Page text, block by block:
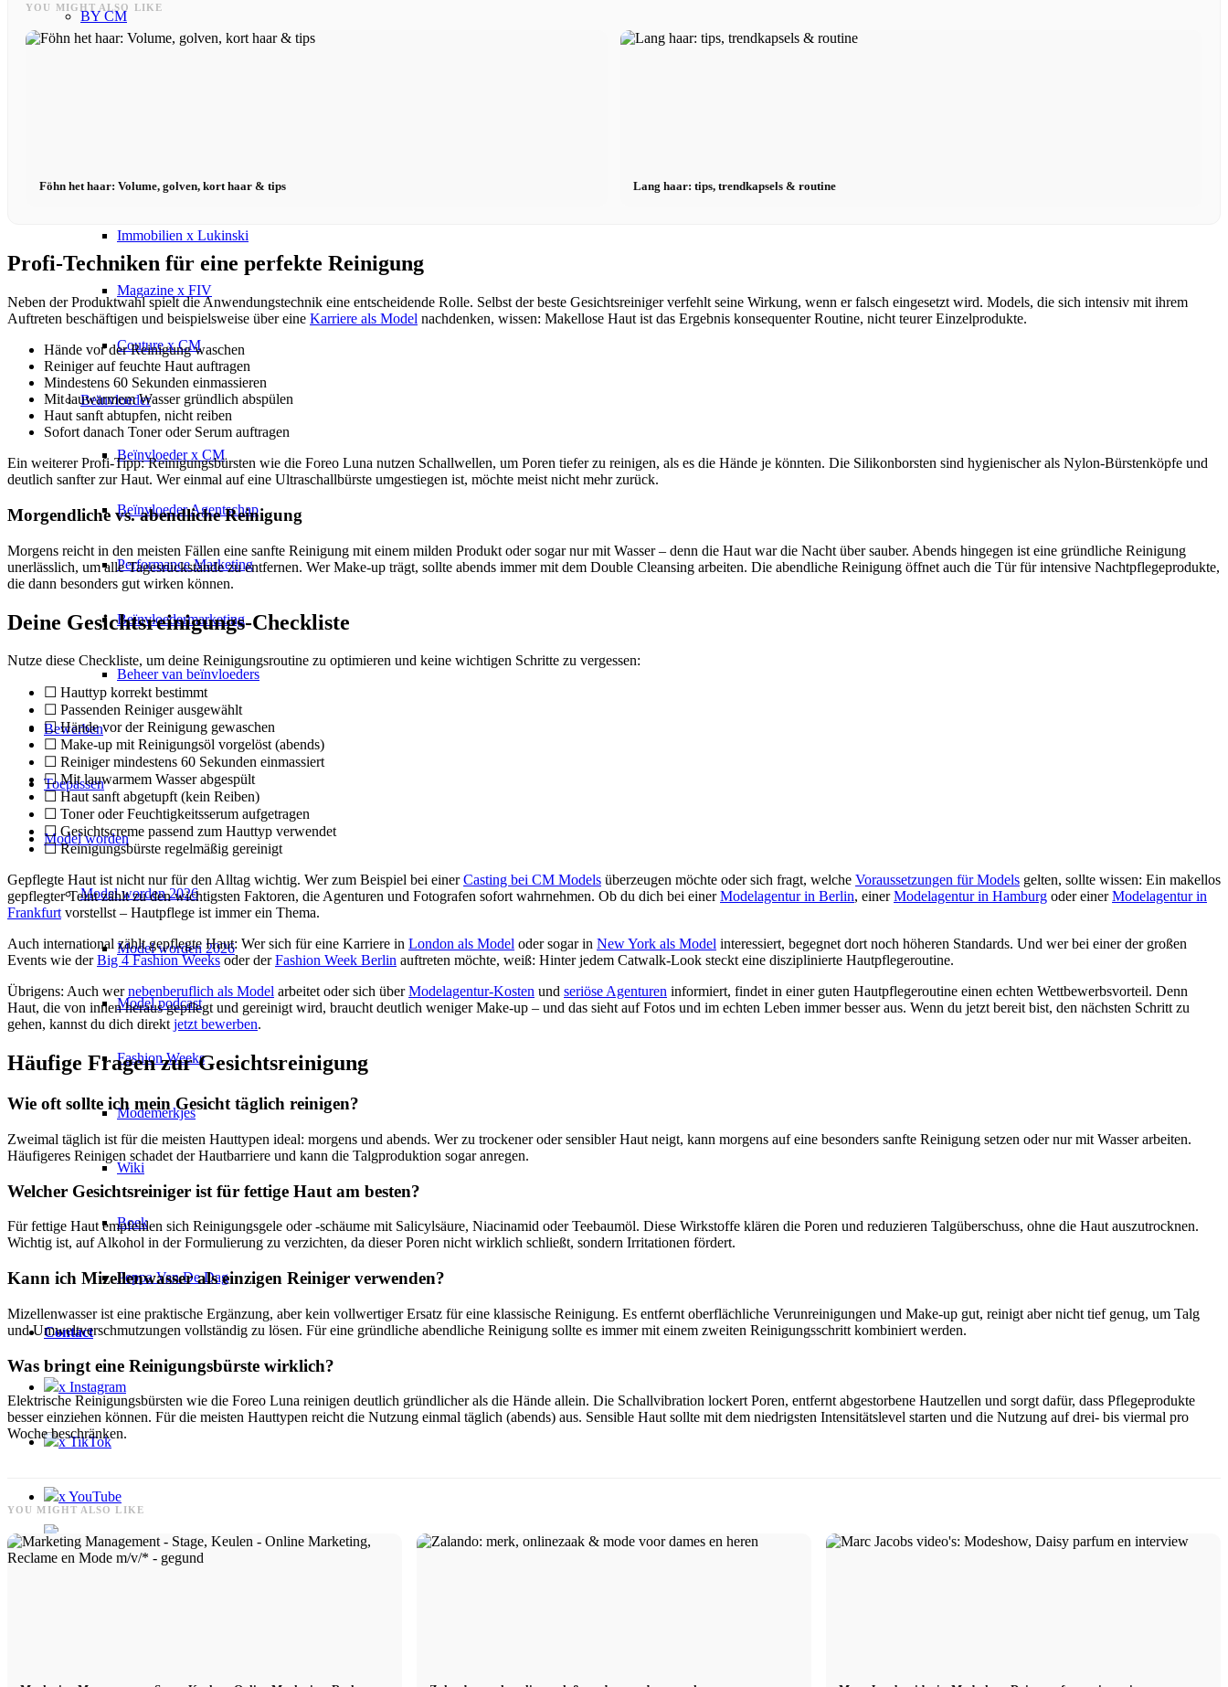
BY CM
Marketing x One
Immobilien x Lukinski
Magazine x FIV
Couture x CM
Beïnvloeder
Beïnvloeder x CM
Beïnvloeder Agentschap
Performance Marketing
Beïnvloedermarketing
Beheer van beïnvloeders
Bewerben
Toepassen
Model worden
Model worden 2026
Model worden 2026
Model podcast
Fashion Weeks
Modemerkjes
Wiki
Boek
Peppa Van De Dag
Contact
x Instagram
x TikTok
x YouTube
YOU MIGHT ALSO LIKE
Föhn het haar: Volume, golven, kort haar & tips Lang haar: tips, trendkapsels & routine
Profi-Techniken für eine perfekte Reinigung
Neben der Produktwahl spielt die Anwendungstechnik eine entscheidende Rolle. Selbst der beste Gesichtsreiniger verfehlt seine Wirkung, wenn er falsch eingesetzt wird. Models, die sich intensiv mit ihrem
Auftreten beschäftigen und beispielsweise über eine Karriere als Model nachdenken, wissen: Makellose Haut ist das Ergebnis konsequenter Routine, nicht teurer Einzelprodukte.
Hände vor der Reinigung waschen
Reiniger auf feuchte Haut auftragen
Mindestens 60 Sekunden einmassieren
Mit lauwarmem Wasser gründlich abspülen
Haut sanft abtupfen, nicht reiben
Sofort danach Toner oder Serum auftragen
Ein weiterer Profi-Tipp: Reinigungsbürsten wie die Foreo Luna nutzen Schallwellen, um Poren tiefer zu reinigen, als es die Hände je könnten. Die Silikonborsten sind hygienischer als Nylon-Bürstenköpfe und
deutlich sanfter zur Haut. Wer einmal auf eine Ultraschallbürste umgestiegen ist, möchte meist nicht mehr zurück.
Morgendliche vs. abendliche Reinigung
Morgens reicht in den meisten Fällen eine sanfte Reinigung mit einem milden Produkt oder sogar nur mit Wasser – denn die Haut war die Nacht über sauber. Abends hingegen ist eine gründliche Reinigung
unerlässlich, um alle Tagesrückstände zu entfernen. Wer Make-up trägt, sollte abends immer mit dem Double Cleansing arbeiten. Die abendliche Reinigung öffnet auch die Tür für intensive Nachtpflegeprodukte,
die dann besonders gut wirken können.
Deine Gesichtsreinigungs-Checkliste
Nutze diese Checkliste, um deine Reinigungsroutine zu optimieren und keine wichtigen Schritte zu vergessen:
☐ Hauttyp korrekt bestimmt
☐ Passenden Reiniger ausgewählt
☐ Hände vor der Reinigung gewaschen
☐ Make-up mit Reinigungsöl vorgelöst (abends)
☐ Reiniger mindestens 60 Sekunden einmassiert
☐ Mit lauwarmem Wasser abgespült
☐ Haut sanft abgetupft (kein Reiben)
☐ Toner oder Feuchtigkeitsserum aufgetragen
☐ Gesichtscreme passend zum Hauttyp verwendet
☐ Reinigungsbürste regelmäßig gereinigt
Gepflegte Haut ist nicht nur für den Alltag wichtig. Wer zum Beispiel bei einerCasting bei CM Models überzeugen möchte oder sich fragt, welche Voraussetzungen für Models gelten, sollte wissen: Ein makellos
gepflegter Teint zählt zu den wichtigsten Faktoren, die Agenturen und Fotografen sofort wahrnehmen. Ob du dich bei einerModelagentur in Berlin, einerModelagentur in Hamburg oder einerModelagentur in
Frankfurtvorstellst – Hautpflege ist immer ein Thema.
Auch international zählt gepflegte Haut: Wer sich für eine Karriere in London als Model oder sogar in New York als Model interessiert, begegnet dort noch höheren Standards. Und wer bei einer der großen
Events wie derBig 4 Fashion Weeksoder derFashion Week Berlin auftreten möchte, weiß: Hinter jedem Catwalk-Look steckt eine disziplinierte Hautpflegeroutine.
Übrigens: Auch wernebenberuflich als Model arbeitet oder sich überModelagentur-Kosten und seriöse Agenturen informiert, findet in einer guten Hautpflegeroutine einen echten Wettbewerbsvorteil. Denn
Haut, die von innen heraus gepflegt und gereinigt wird, braucht deutlich weniger Make-up – und das sieht auf Fotos und im echten Leben immer besser aus. Wenn du jetzt bereit bist, den nächsten Schritt zu
gehen, kannst du dich direktjetzt bewerben.
Häufige Fragen zur Gesichtsreinigung
Wie oft sollte ich mein Gesicht täglich reinigen?
Zweimal täglich ist für die meisten Hauttypen ideal: morgens und abends. Wer zu trockener oder sensibler Haut neigt, kann morgens auf eine besonders sanfte Reinigung setzen oder nur mit Wasser arbeiten.
Häufigeres Reinigen schadet der Hautbarriere und kann die Talgproduktion sogar anregen.
Welcher Gesichtsreiniger ist für fettige Haut am besten?
Für fettige Haut empfehlen sich Reinigungsgele oder -schäume mit Salicylsäure, Niacinamid oder Teebaumöl. Diese Wirkstoffe klären die Poren und reduzieren Talgüberschuss, ohne die Haut auszutrocknen.
Wichtig ist, auf Alkohol in der Formulierung zu verzichten, da dieser Poren nicht wirklich schließt, sondern Irritationen fördert.
Kann ich Mizellenwasser als einzigen Reiniger verwenden?
Mizellenwasser ist eine praktische Ergänzung, aber kein vollwertiger Ersatz für eine klassische Reinigung. Es entfernt oberflächliche Verunreinigungen und Make-up gut, reinigt aber nicht tief genug, um Talg
und Umweltverschmutzungen vollständig zu lösen. Für eine gründliche abendliche Reinigung sollte es immer mit einem zweiten Reinigungsschritt kombiniert werden.
Was bringt eine Reinigungsbürste wirklich?
Elektrische Reinigungsbürsten wie die Foreo Luna reinigen deutlich gründlicher als die Hände allein. Die Schallvibration lockert Poren, entfernt abgestorbene Hautzellen und sorgt dafür, dass Pflegeprodukte
besser einziehen können. Für die meisten Hauttypen reicht die Nutzung einmal täglich (abends) aus. Sensible Haut sollte mit dem niedrigsten Intensitätslevel starten und die Nutzung auf drei- bis viermal pro
Woche beschränken.
YOU MIGHT ALSO LIKE